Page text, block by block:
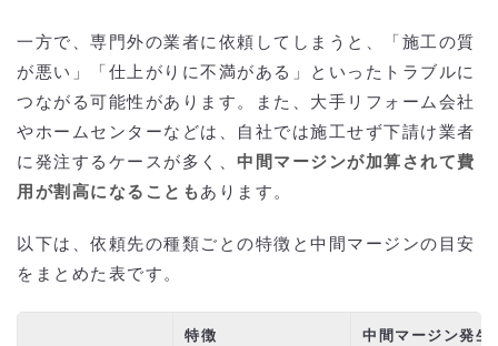
一方で、専門外の業者に依頼してしまうと、「施工の質
が悪い」「仕上がりに不満がある」といったトラブルに
つながる可能性があります。また、大手リフォーム会社
やホームセンターなどは、自社では施工せず下請け業者
に発注するケースが多く、 中間マージンが加算されて費
用が割高になることも あります。
以下は、依頼先の種類ごとの特徴と中間マージンの目安
をまとめた表です。
特徴 中間マージン発生